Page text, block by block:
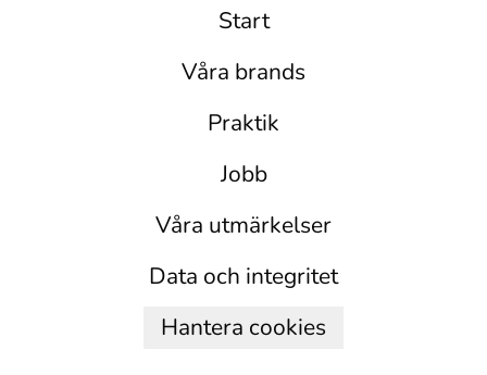
Start
Våra brands
Praktik
Jobb
Våra utmärkelser
Data och integritet
Hantera cookies